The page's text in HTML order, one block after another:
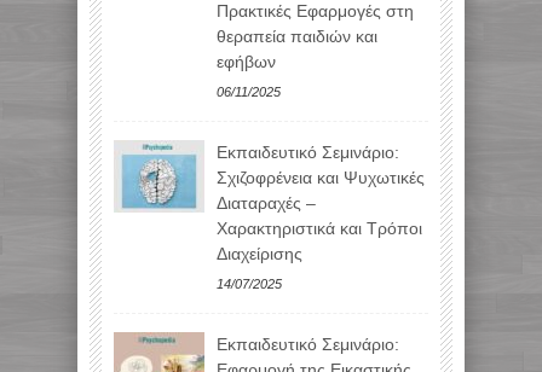
Πρακτικές Εφαρμογές στη
θεραπεία παιδιών και
εφήβων
06/11/2025
Εκπαιδευτικό Σεμινάριο:
Σχιζοφρένεια και Ψυχωτικές
Διαταραχές –
Χαρακτηριστικά και Τρόποι
Διαχείρισης
14/07/2025
Εκπαιδευτικό Σεμινάριο: